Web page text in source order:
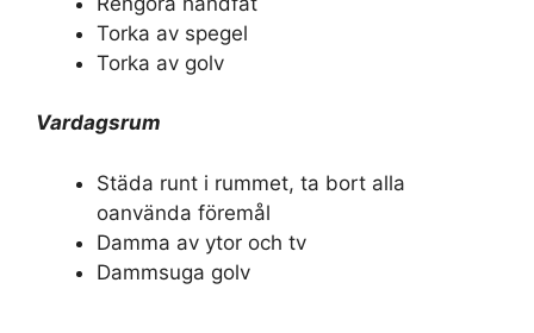
Torka av spegel
Torka av golv
Vardagsrum
Städa runt i rummet, ta bort alla
oanvända föremål
Damma av ytor och tv
Dammsuga golv